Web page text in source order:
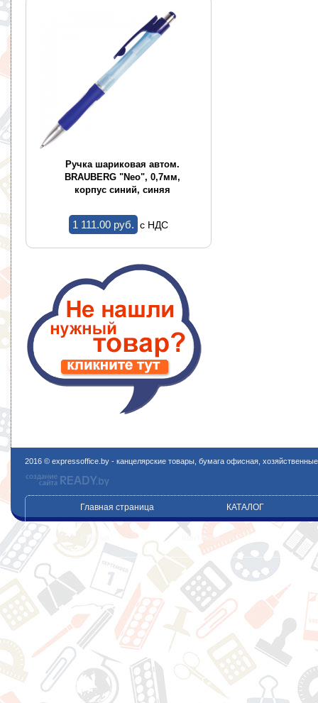
Ручка шариковая автом.
BRAUBERG "Neo", 0,7мм,
корпус синий, синяя
1 111.00 pуб. c НДС
2016 © expressoffice.by - канцелярские товары, бумага офисная,
Главная страница КАТАЛОГ
Контакты